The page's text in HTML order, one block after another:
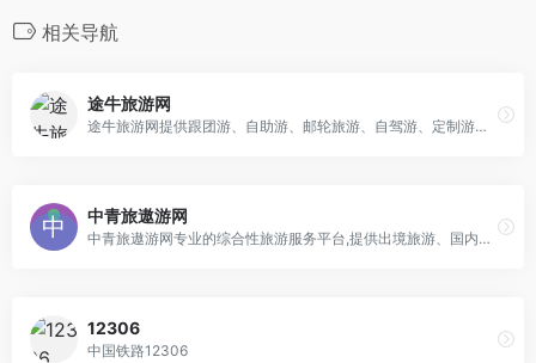
相关导航
途牛旅游网
途牛旅游网提供跟团游、自助游、邮轮旅游、自驾游、定制游以及景点门票预订、机票预订、火车票预订服务,还有牛人专线、首付出发旅游等品质高端、价格实惠的旅游路线
中青旅遨游网
中青旅遨游网专业的综合性旅游服务平台,提供出境旅游、国内游、海岛游、邮轮旅游、定制游、签证办理、机票预订、查询、全程优质服务。
12306
中国铁路12306